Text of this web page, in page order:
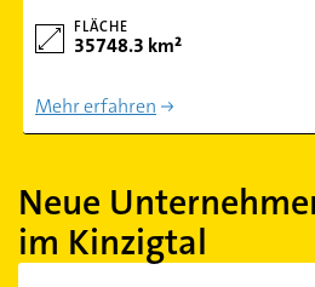
FLÄCHE
35748.3 km²
Mehr erfahren
Neue
im Kinzigtal